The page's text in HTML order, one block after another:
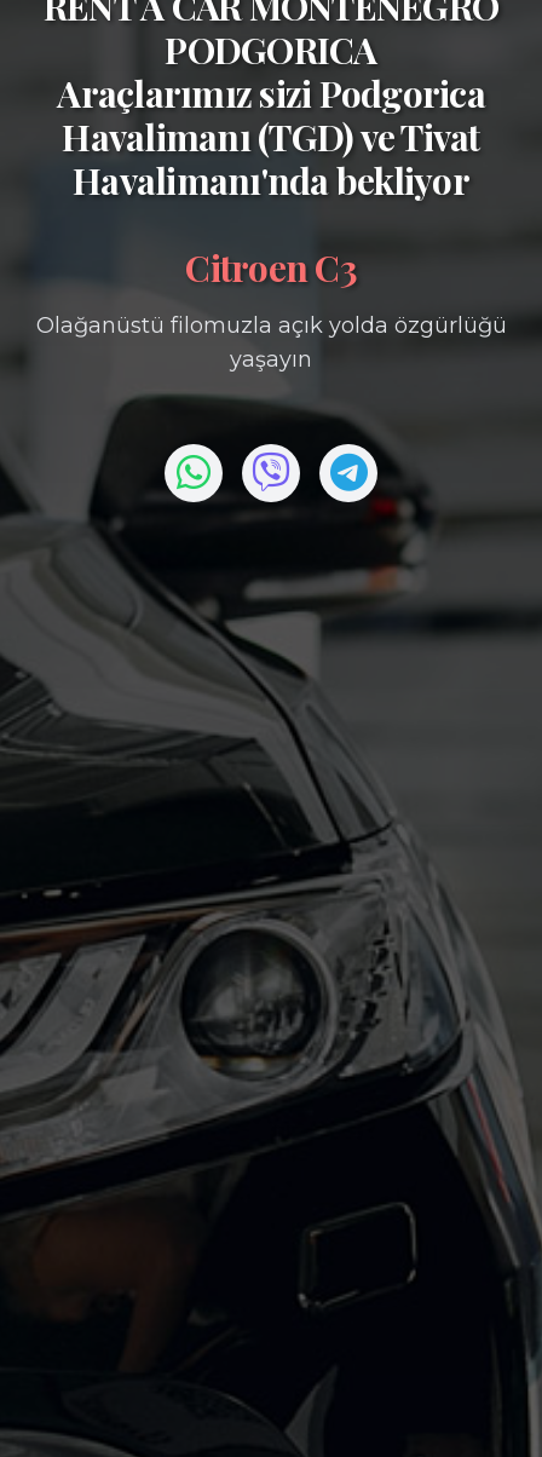
PODGORICA
Araçlarımız siziPodgorica
Havalimanı (TGD)veTivat
Havalimanı'nda bekliyor
Citroen C3
Olağanüstü filomuzla açık yolda özgürlüğü
yaşayın